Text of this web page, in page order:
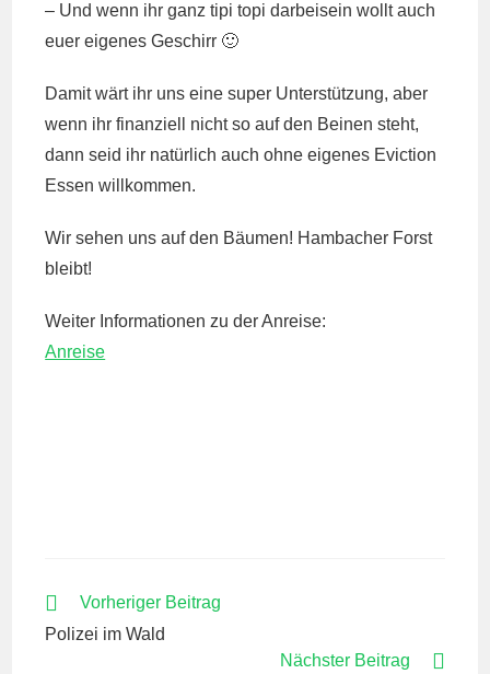
– Und wenn ihr ganz tipi topi darbeisein wollt auch
euer eigenes Geschirr 🙂
Damit wärt ihr uns eine super Unterstützung, aber
wenn ihr finanziell nicht so auf den Beinen steht,
dann seid ihr natürlich auch ohne eigenes Eviction
Essen willkommen.
Wir sehen uns auf den Bäumen! Hambacher Forst
bleibt!
Weiter Informationen zu der Anreise:
Anreise
WEITERE
ANSEHEN
Vorheriger Beitrag
Polizei im Wald
Nächster Beitrag